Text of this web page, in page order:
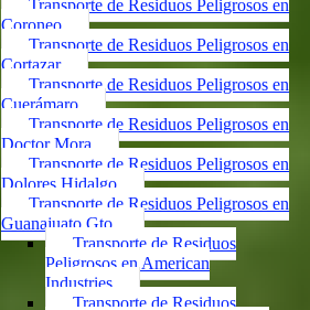
Transporte de Residuos Peligrosos en
Coroneo
Transporte de Residuos Peligrosos en
Cortazar
Transporte de Residuos Peligrosos en
Cuerámaro
Transporte de Residuos Peligrosos en
Doctor Mora
Transporte de Residuos Peligrosos en
Dolores Hidalgo
Transporte de Residuos Peligrosos en
Guanajuato Gto.
Transporte de Residuos
Peligrosos en American
Industries
Transporte de Residuos